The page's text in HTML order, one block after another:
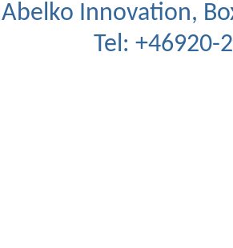
Abelko Innovation,
Tel: +46920-